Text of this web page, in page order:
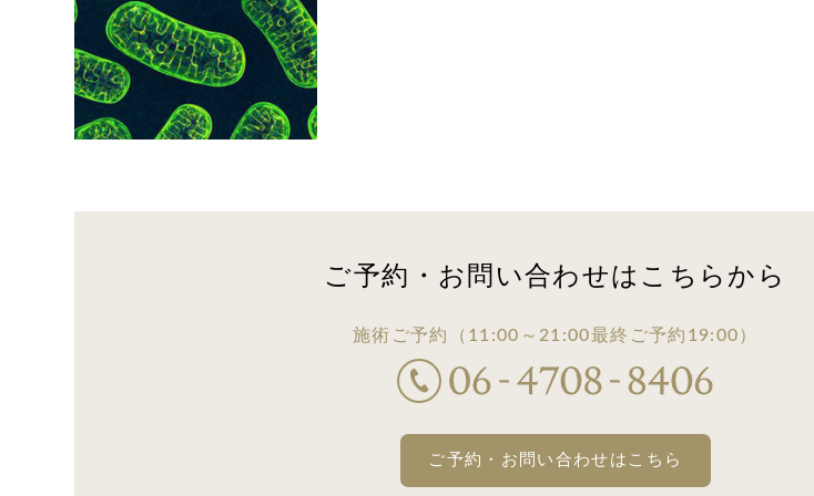
ご予約・お問い合わせはこちらから
施術ご予約 （11:00～21:00最終ご予約19:00）
ご予約・お問い合わせはこちら